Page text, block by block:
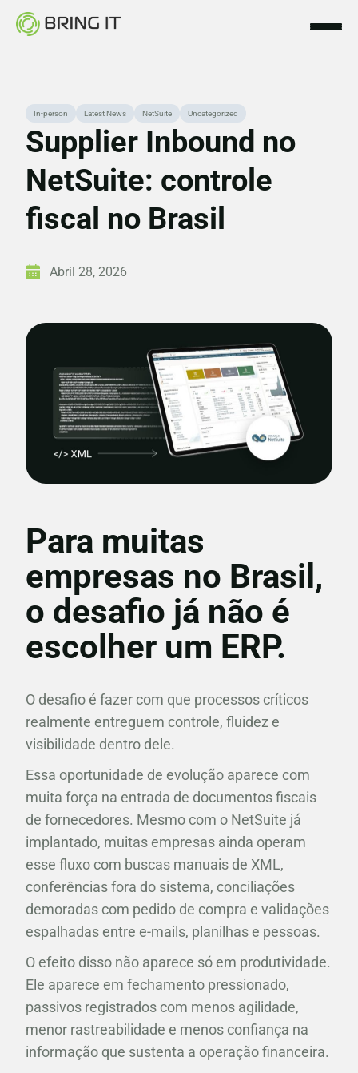
content
In-person Latest News NetSuite Uncategorized
Supplier Inbound no
NetSuite: controle
fiscal no Brasil
Abril 28, 2026
Para muitas
empresas no Brasil,
o desafio já não é
escolher um ERP.
O desafio é fazer com que processos críticos
realmente entreguem controle, fluidez e
visibilidade dentro dele.
Essa oportunidade de evolução aparece com
muita força na entrada de documentos fiscais
de fornecedores. Mesmo com o NetSuite já
implantado, muitas empresas ainda operam
esse fluxo com buscas manuais de XML,
conferências fora do sistema, conciliações
demoradas com pedido de compra e validações
espalhadas entre e-mails, planilhas e pessoas.
O efeito disso não aparece só em produtividade.
Ele aparece em fechamento pressionado,
passivos registrados com menos agilidade,
menor rastreabilidade e menos confiança na
informação que sustenta a operação financeira.